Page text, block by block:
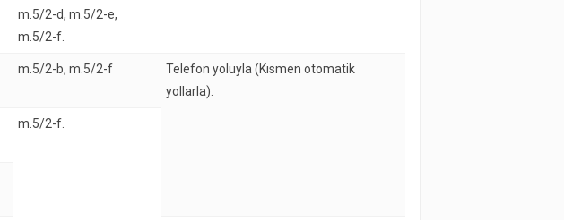
m.5/2-d, m.5/2-e,
m.5/2-f.
m.5/2-b, m.5/2-f
Telefon yoluyla (Kısmen otomatik
yollarla).
m.5/2-f.